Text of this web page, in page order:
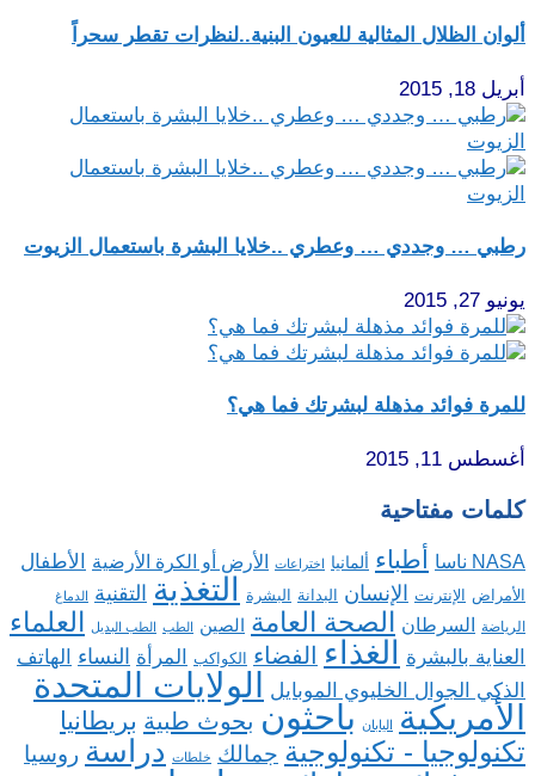
ألوان الظلال المثالية للعيون البنية..لنظرات تقطر سحراً
أبريل 18, 2015
رطبي … وجددي … وعطري ..خلايا البشرة باستعمال الزيوت
يونيو 27, 2015
للمرة فوائد مذهلة لبشرتك فما هي؟
أغسطس 11, 2015
كلمات مفتاحية
NASA ناسا أطباء ألمانيا اختراعات الأرض أو الكرة الأرضية الأطفال
الأمراض الإنترنت الإنسان البدانة البشرة التغذية التقنية الدماغ
الرياضة السرطان الصحة العامة الصين الطب الطب البديل العلماء
العناية بالبشرة الغذاء الفضاء الكواكب المرأة النساء
الهاتف
الذكي الجوال الخليوي الموبايل
الولايات المتحدة
الأمريكية
اليابان باحثون بحوث طبية بريطانيا
تكنولوجيا - تكنولوجية جمالك خلطات دراسة روسيا